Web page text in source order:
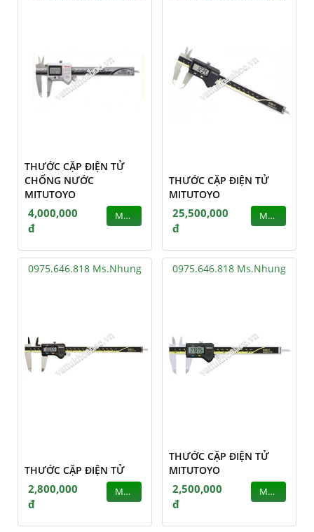
THƯỚC CẶP ĐIỆN TỬ
CHỐNG NƯỚC
MITUTOYO
4,000,000
đ
MUA
THƯỚC CẶP ĐIỆN TỬ
MITUTOYO
25,500,000
đ
MUA
0975.646.818 Ms.Nhung
THƯỚC CẶP ĐIỆN TỬ
2,800,000
đ
MUA
0975.646.818 Ms.Nhung
THƯỚC CẶP ĐIỆN TỬ
MITUTOYO
2,500,000
đ
MUA